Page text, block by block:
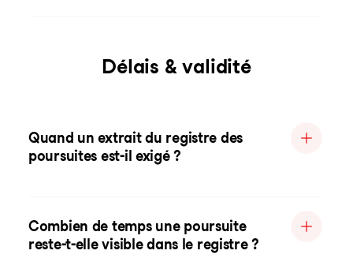
Délais & validité
Quand un extrait du registre des
poursuites est-il exigé ?
Combien de temps une poursuite
reste-t-elle visible dans le registre ?